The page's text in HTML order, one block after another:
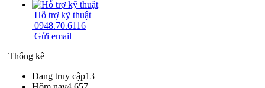
Hỗ trợ kỹ thuật
0948.70.6116
Gửi email
Thống kê
Đang truy cập13